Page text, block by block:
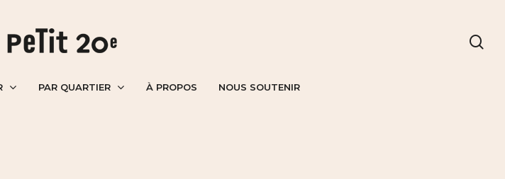
PAR QUARTIER À PROPOS NOUS SOUTENIR